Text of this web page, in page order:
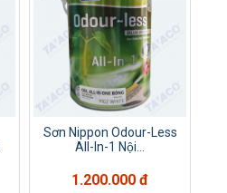
Sơn Nippon Odour-Less
All-In-1 Nội...
1.200.000 đ